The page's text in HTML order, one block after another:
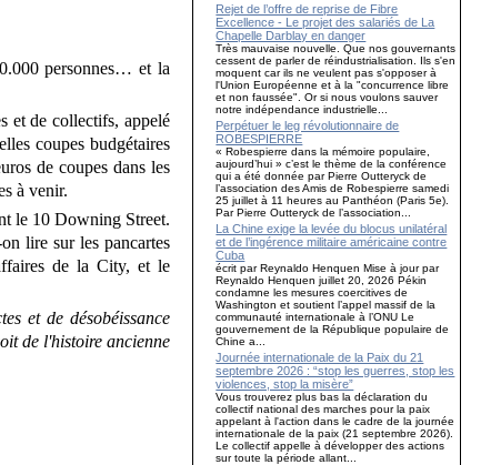
personnes… et la
et de collectifs, appelé
coupes budgétaires
de coupes dans les
à venir.
le 10 Downing Street.
lire sur les pancartes
de la City, et le
et de désobéissance
de l'histoire ancienne
Rejet de l’offre de reprise de Fibre
Excellence - Le projet des salariés de La
Chapelle Darblay en danger
Très mauvaise nouvelle. Que nos gouvernants
cessent de parler de réindustrialisation. Ils s'en
moquent car ils ne veulent pas s'opposer à
l'Union Européenne et à la "concurrence libre
et non faussée". Or si nous voulons sauver
notre indépendance industrielle...
Perpétuer le leg révolutionnaire de
ROBESPIERRE
« Robespierre dans la mémoire populaire,
aujourd’hui » c’est le thème de la conférence
qui a été donnée par Pierre Outteryck de
l’association des Amis de Robespierre samedi
25 juillet à 11 heures au Panthéon (Paris 5e).
Par Pierre Outteryck de l’association...
La Chine exige la levée du blocus unilatéral
et de l’ingérence militaire américaine contre
Cuba
écrit par Reynaldo Henquen Mise à jour par
Reynaldo Henquen juillet 20, 2026 Pékin
condamne les mesures coercitives de
Washington et soutient l’appel massif de la
communauté internationale à l’ONU Le
gouvernement de la République populaire de
Chine a...
Journée internationale de la Paix du 21
septembre 2026 : “stop les guerres, stop les
violences, stop la misère”
Vous trouverez plus bas la déclaration du
collectif national des marches pour la paix
appelant à l'action dans le cadre de la journée
internationale de la paix (21 septembre 2026).
Le collectif appelle à développer des actions
sur toute la période allant...